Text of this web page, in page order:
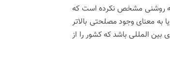
به روشنی مشخص نکرده است که
به معنای وجود مصلحتی بالاتر
المللی باشد که کشور را از